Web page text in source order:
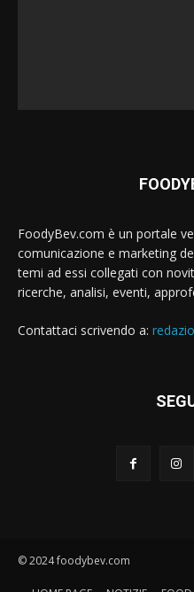
FoodyBev.com è un portale
comunicazione e marketing
temi ad essi collegati con
ricerche, analisi, eventi,
Contattaci scrivendo a:
© 2024 foodybev.com